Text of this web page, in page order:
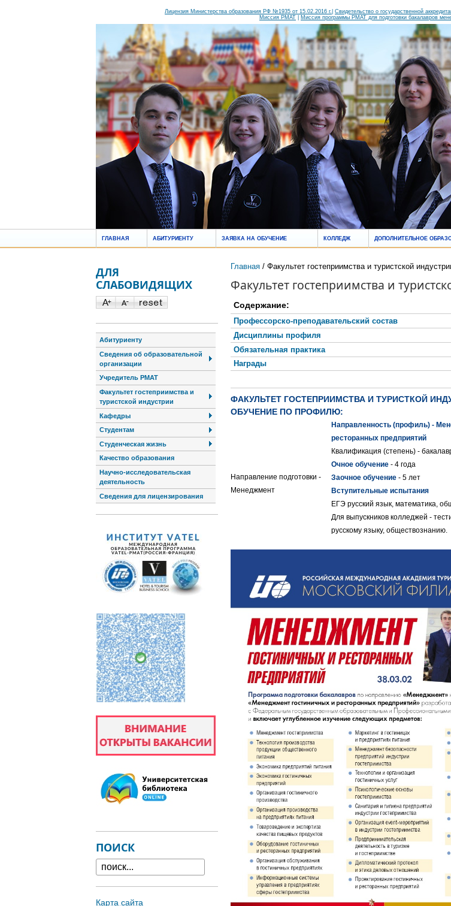
Лицензия Министерства образования РФ №1935 от 15.02.2016 г. Свидетельство о государственной
Миссия РМАТ
Миссия программы РМАТ для подготовки бакалавров
ГЛАВНАЯ АБИТУРИЕНТУ ЗАЯВКА НА ОБУЧЕНИЕ КОЛЛЕДЖ ДОПОЛНИТЕЛЬНОЕ
Главная/ Факультет гостеприимства и туристской
Факультет гостеприимства и
Содержание:
Профессорско-преподавательский состав
Дисциплины профиля
Обязательная практика
Награды
ФАКУЛЬТЕТ ГОСТЕПРИИМСТВА И ТУРИСТКОЙ
ОБУЧЕНИЕ ПО ПРОФИЛЮ:
Направление подготовки -
Менеджмент
Направленность (профиль) -
ресторанных предприятий
Квалификация (степень) -
Очное обучение- 4 года
Заочное обучение- 5 лет
Вступительные испытания
ЕГЭ русский язык, математика,
Для выпускников колледжей -
русскому языку, обществознанию.
ДЛЯ
СЛАБОВИДЯЩИХ
Абитуриенту
Сведения об образовательной
организации
Учредитель РМАТ
Факультет гостеприимства и
туристской индустрии
Кафедры
Студентам
Студенческая жизнь
Качество образования
Научно-исследовательская
деятельность
Сведения для лицензирования
ПОИСК
Карта сайта